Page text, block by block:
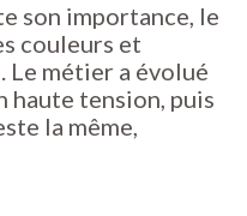
son importance, le
couleurs et
. Le métier a évolué
haute tension, puis
la même,